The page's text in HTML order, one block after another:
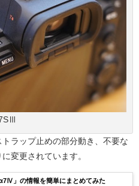
ラップ止めの部分動き、不要な
変更されています。
」の情報を簡単にまとめてみた